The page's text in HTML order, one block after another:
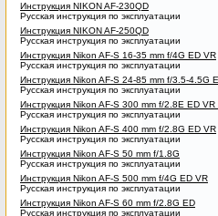
Инструкция NIKON AF-230QD
Русская инструкция по эксплуатации
Инструкция NIKON AF-250QD
Русская инструкция по эксплуатации
Инструкция Nikon AF-S 16-35 mm f/4G ED VR
Русская инструкция по эксплуатации
Инструкция Nikon AF-S 24-85 mm f/3.5-4.5G
Русская инструкция по эксплуатации
Инструкция Nikon AF-S 300 mm f/2.8E ED VR
Русская инструкция по эксплуатации
Инструкция Nikon AF-S 400 mm f/2.8G ED VR
Русская инструкция по эксплуатации
Инструкция Nikon AF-S 50 mm f/1.8G
Русская инструкция по эксплуатации
Инструкция Nikon AF-S 500 mm f/4G ED VR
Русская инструкция по эксплуатации
Инструкция Nikon AF-S 60 mm f/2.8G ED
Русская инструкция по эксплуатации